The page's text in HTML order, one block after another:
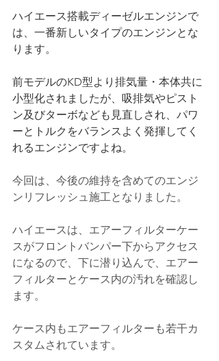
ハイエース搭載ディーゼルエンジンで
は、一番新しいタイプのエンジンとな
ります。
前モデルのKD型より排気量・本体共に
小型化されましたが、吸排気やピスト
ン及びターボなども見直しされ、パワ
ーとトルクをバランスよく発揮してく
れるエンジンですよね。
今回は、今後の維持を含めてのエンジ
ンリフレッシュ施工となりました。
ハイエースは、エアーフィルターケー
スがフロントバンパー下からアクセス
になるので、下に潜り込んで、エアー
フィルターとケース内の汚れを確認し
ます。
ケース内もエアーフィルターも若干カ
スタムされています。